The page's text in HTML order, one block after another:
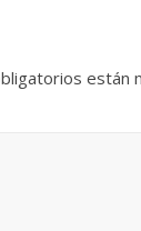
están